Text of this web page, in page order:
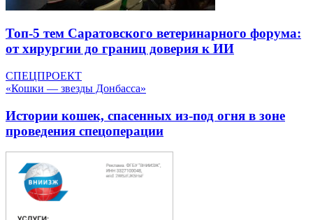
Топ-5 тем Саратовского ветеринарного форума:
от хирургии до границ доверия к ИИ
СПЕЦПРОЕКТ
«Кошки — звезды Донбасса»
Истории кошек, спасенных из-под огня в зоне
проведения спецоперации